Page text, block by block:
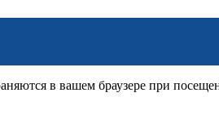
в вашем браузере при